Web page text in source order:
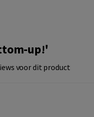
up!'
voor dit product